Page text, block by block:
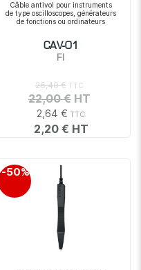
Câble antivol pour instruments
de type oscilloscopes, générateurs
de fonctions ou ordinateurs
CAV-01
FI
2,64 €
2,20 €
26,40 €
22,00 €
-50%